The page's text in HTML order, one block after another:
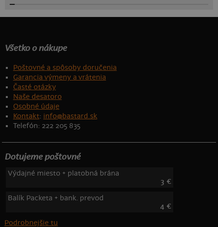
Všetko o nákupe
Poštovné a spôsoby doručenia
Garancia výmeny a vrátenia
Časté otázky
Naše desatoro
Osobné údaje
Kontakt: info@bastard.sk
Telefón: 222 205 835
Dotujeme poštovné
Výdajné miesto + platobná brána
3 €
Balík Packeta + bank. prevod
4 €
Podrobnejšie tu